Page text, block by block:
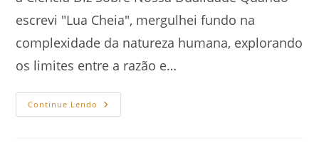
escrevi "Lua Cheia", mergulhei fundo na
complexidade da natureza humana, explorando
os limites entre a razão e…
Continue Lendo